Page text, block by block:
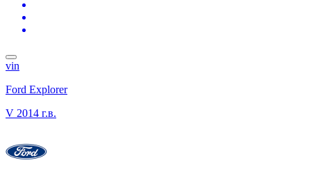
vin
Ford Explorer
V 2014 г.в.